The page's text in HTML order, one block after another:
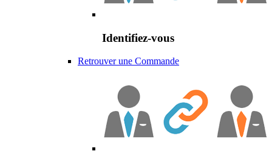
Identifiez-vous
Retrouver une Commande